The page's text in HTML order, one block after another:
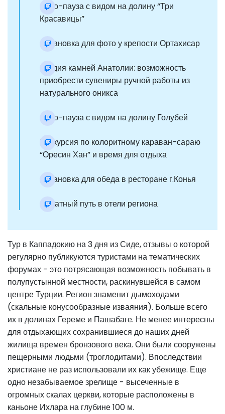
Фото-пауза с видом на долину “Три
Красавицы”
Остановка для фото у крепости Ортахисар
Студия камней Анатолии: возможность
приобрести сувениры ручной работы из
натурального оникса
Фото-пауза с видом на долину Голубей
Экскурсия по колоритному караван-сараю
“Оресин Хан” и время для отдыха
Остановка для обеда в ресторане г.Конья
Обратный путь в отели региона
Тур в Каппадокию на 3 дня из Сиде, отзывы о которой
регулярно публикуются туристами на тематических
форумах - это потрясающая возможность побывать в
полупустынной местности, раскинувшейся в самом
центре Турции. Регион знаменит дымоходами
(скальные конусообразные изваяния). Больше всего
их в долинах Гереме и Пашабаге. Не менее интересны
для отдыхающих сохранившиеся до наших дней
жилища времен бронзового века. Они были сооружены
пещерными людьми (троглодитами). Впоследствии
христиане не раз использовали их как убежище. Еще
одно незабываемое зрелище - высеченные в
огромных скалах церкви, которые расположены в
каньоне Ихлара на глубине 100 м.